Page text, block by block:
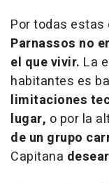
Por todas
Parnassos no
el que vivir. La
habitantes es
limitaciones
lugar, o por la
de un grupo
Capitana